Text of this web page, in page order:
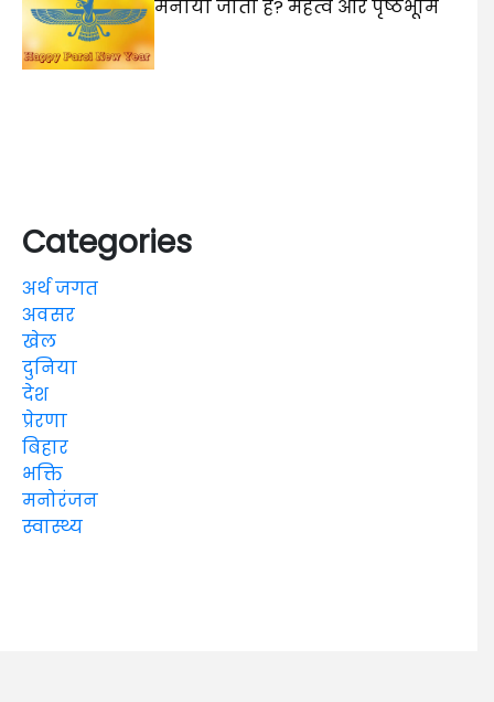
मनाया जाता है? महत्व और पृष्ठभूमि
Categories
अर्थ जगत
अवसर
खेल
दुनिया
देश
प्रेरणा
बिहार
भक्ति
मनोरंजन
स्वास्थ्य